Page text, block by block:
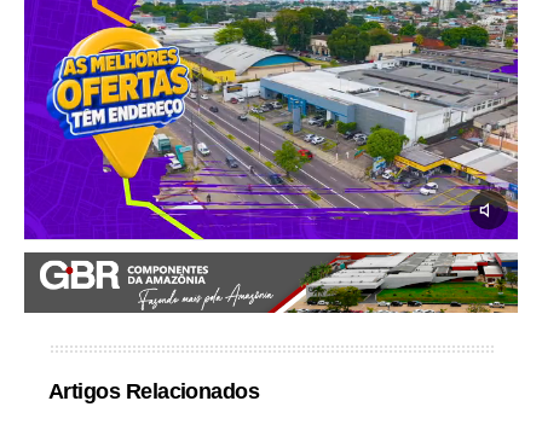
Artigos Relacionados